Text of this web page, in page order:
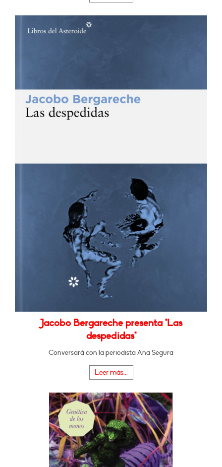
Jacobo Bergareche presenta "Las
despedidas"
Conversará con la periodista Ana Segura
Leer más...